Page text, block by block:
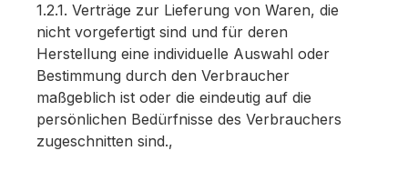
1.2.1. Verträge zur Lieferung von Waren, die
nicht vorgefertigt sind und für deren
Herstellung eine individuelle Auswahl oder
Bestimmung durch den Verbraucher
maßgeblich ist oder die eindeutig auf die
persönlichen Bedürfnisse des Verbrauchers
zugeschnitten sind.,